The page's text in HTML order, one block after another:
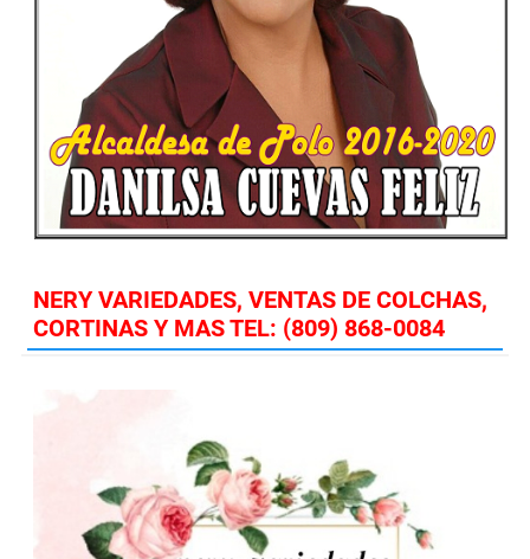
NERY VARIEDADES, VENTAS DE COLCHAS,
CORTINAS Y MAS TEL: (809) 868-0084